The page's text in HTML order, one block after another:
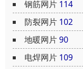
钢筋网片 114
防裂网片 102
地暖网片90
电焊网片 109